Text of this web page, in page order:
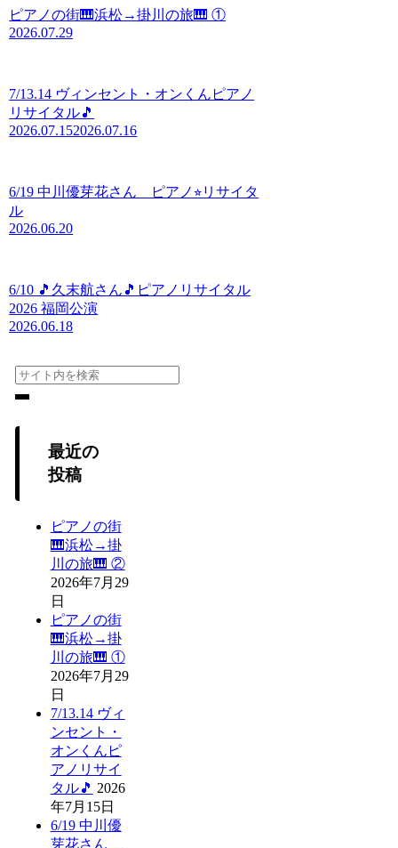
ピアノの街🎹浜松→掛川の旅🎹 ①
2026.07.29
7/13.14 ヴィンセント・オンくんピアノ
リサイタル🎵
2026.07.152026.07.16
6/19 中川優芽花さん ピアノ⭐︎リサイタ
ル
2026.06.20
6/10 🎵久末航さん🎵ピアノリサイタル
2026 福岡公演
2026.06.18
最近の
投稿
ピアノの街
🎹浜松→掛
川の旅🎹 ②
2026年7月29
日
ピアノの街
🎹浜松→掛
川の旅🎹 ①
2026年7月29
日
7/13.14 ヴィ
ンセント・
オンくんピ
アノリサイ
タル🎵 2026
年7月15日
6/19 中川優
芽花さん